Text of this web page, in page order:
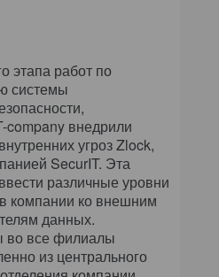
этапа работ по
системы
company внедрили
угроз Zlock,
SecurIT. Эта
различные уровни
компании ко внешним
данных.
во все филиалы
из центрального